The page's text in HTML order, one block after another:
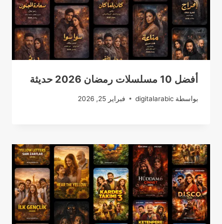
أفضل 10 مسلسلات رمضان 2026 حديثة
بواسطة digitalarabic فبراير 25, 2026